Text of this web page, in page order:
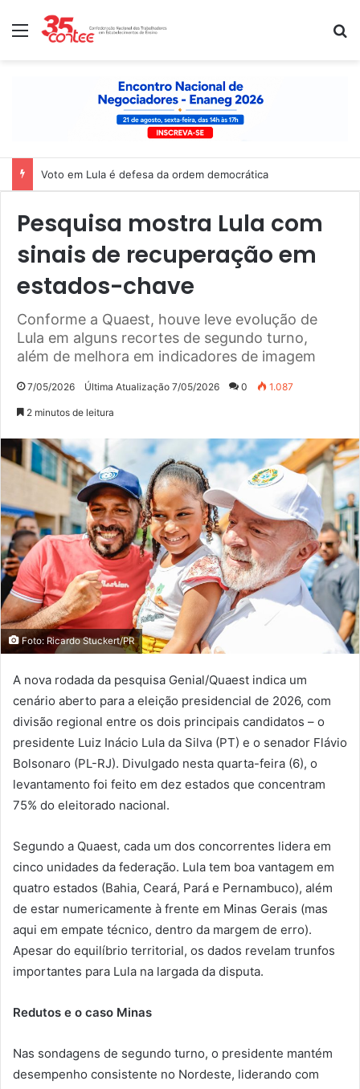
Menu
Voto em Lula é defesa da ordem democrática
Pesquisa mostra Lula com
sinais de recuperação em
estados-chave
Conforme a Quaest, houve leve evolução de
Lula em alguns recortes de segundo turno,
além de melhora em indicadores de imagem
7/05/2026 Última Atualização 7/05/2026 0 1.087
2 minutos de leitura
Foto: Ricardo Stuckert/PR
A nova rodada da pesquisa Genial/Quaest indica um
cenário aberto para a eleição presidencial de 2026, com
divisão regional entre os dois principais candidatos – o
presidente Luiz Inácio Lula da Silva (PT) e o senador Flávio
Bolsonaro (PL-RJ). Divulgado nesta quarta-feira (6), o
levantamento foi feito em dez estados que concentram
75% do eleitorado nacional.
Segundo a Quaest, cada um dos concorrentes lidera em
cinco unidades da federação. Lula tem boa vantagem em
quatro estados (Bahia, Ceará, Pará e Pernambuco), além
de estar numericamente à frente em Minas Gerais (mas
aqui em empate técnico, dentro da margem de erro).
Apesar do equilíbrio territorial, os dados revelam trunfos
importantes para Lula na largada da disputa.
Redutos e o caso Minas
Nas sondagens de segundo turno, o presidente mantém
desempenho consistente no Nordeste, liderando com